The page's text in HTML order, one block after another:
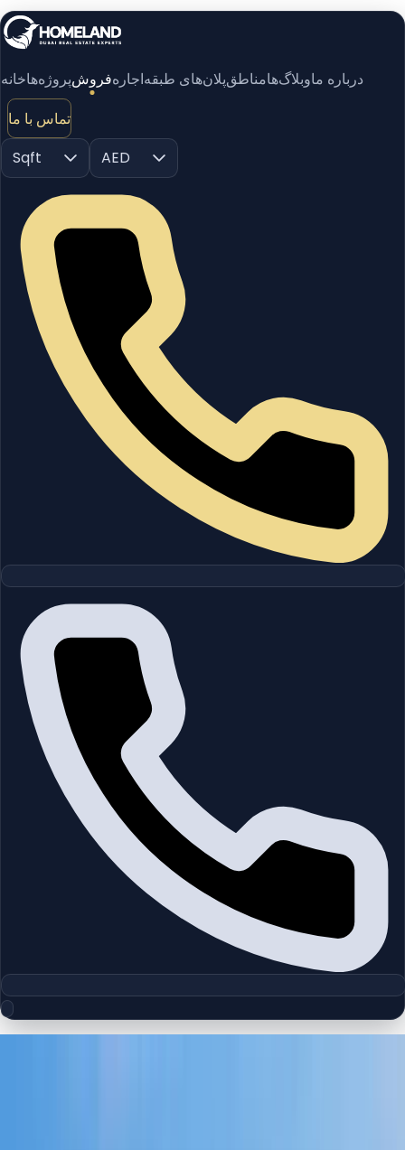
خانهپروژه‌هافروشاجارهپلان‌های طبقهمناطقوبلاگ‌هادرباره ما
تماس با ما
Sqft
AED